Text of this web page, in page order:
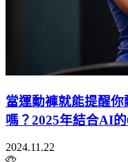
當運動褲就能提醒
嗎？2025年結合AI
2024.11.22